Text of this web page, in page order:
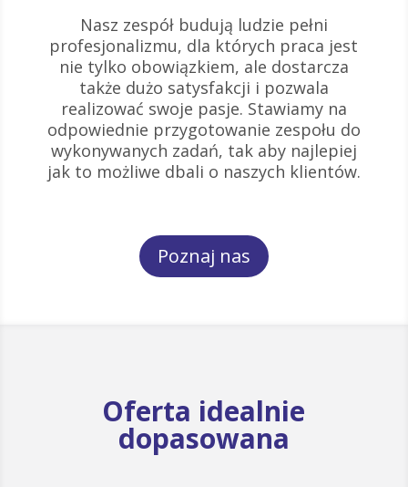
Nasz zespół budują ludzie pełni
profesjonalizmu, dla których praca jest
nie tylko obowiązkiem, ale dostarcza
także dużo satysfakcji i pozwala
realizować swoje pasje. Stawiamy na
odpowiednie przygotowanie zespołu do
wykonywanych zadań, tak aby najlepiej
jak to możliwe dbali o naszych klientów.
Poznaj nas
Oferta idealnie
dopasowana